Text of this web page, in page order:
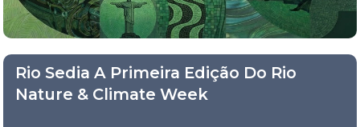
Rio Sedia A Primeira Edição Do Rio
Nature & Climate Week